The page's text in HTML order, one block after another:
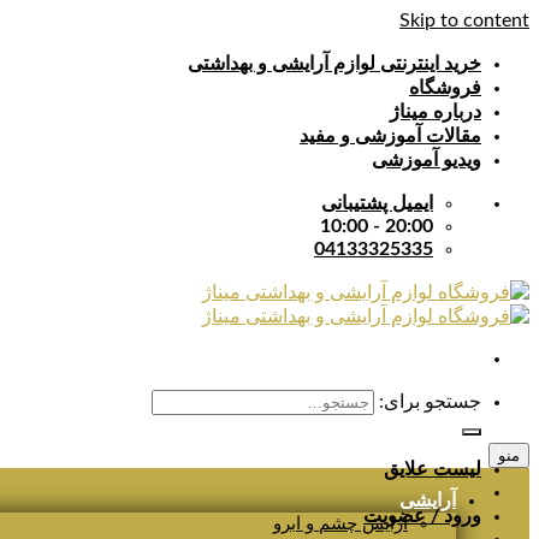
Skip to content
خرید اینترنتی لوازم آرایشی و بهداشتی
فروشگاه
درباره میناژ
مقالات آموزشی و مفید
ویدیو آموزشی
ایمیل پشتیبانی
20:00 - 10:00
04133325335
جستجو برای:
لیست علایق
ورود / عضویت
منو
آرایشی
آرایش چشم و ابرو